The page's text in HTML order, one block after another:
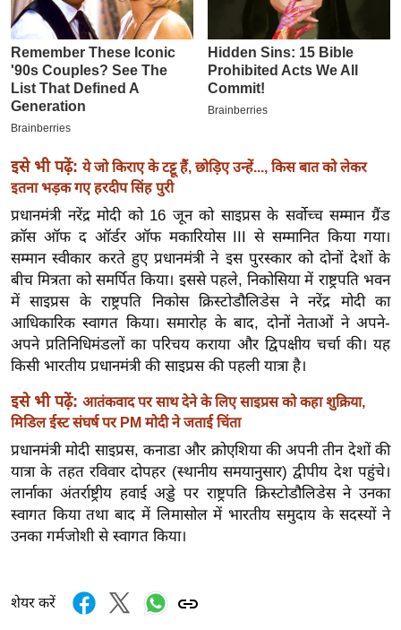
सा
ल
बे
मि
सा
ल
श
य
त
यं
ग
इं
डि
या
सा
हि
त्य
ज
ग
त
ऑ
र्ल्ड
इसे भी पढ़ें: ये जो किराए के टट्टू हैं, छोड़िए उन्हें..., किस बात को लेकर
इतना भड़क गए हरदीप सिंह पुरी
प्रधानमंत्री नरेंद्र मोदी को 16 जून को साइप्रस के सर्वोच्च सम्मान ग्रैंड
क्रॉस ऑफ द ऑर्डर ऑफ मकारियोस III से सम्मानित किया गया।
सम्मान स्वीकार करते हुए प्रधानमंत्री ने इस पुरस्कार को दोनों देशों के
बीच मित्रता को समर्पित किया। इससे पहले, निकोसिया में राष्ट्रपति भवन
में साइप्रस के राष्ट्रपति निकोस क्रिस्टोडौलिडेस ने नरेंद्र मोदी का
आधिकारिक स्वागत किया। समारोह के बाद, दोनों नेताओं ने अपने-
अपने प्रतिनिधिमंडलों का परिचय कराया और द्विपक्षीय चर्चा की। यह
किसी भारतीय प्रधानमंत्री की साइप्रस की पहली यात्रा है।
इसे भी पढ़ें: आतंकवाद पर साथ देने के लिए साइप्रस को कहा शुक्रिया,
मिडिल ईस्ट संघर्ष पर PM मोदी ने जताई चिंता
प्रधानमंत्री मोदी साइप्रस, कनाडा और क्रोएशिया की अपनी तीन देशों की
यात्रा के तहत रविवार दोपहर (स्थानीय समयानुसार) द्वीपीय देश पहुंचे।
लार्नाका अंतर्राष्ट्रीय हवाई अड्डे पर राष्ट्रपति क्रिस्टोडौलिडेस ने उनका
स्वागत किया तथा बाद में लिमासोल में भारतीय समुदाय के सदस्यों ने
उनका गर्मजोशी से स्वागत किया।
शेयर करें